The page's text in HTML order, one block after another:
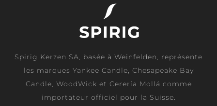
Spirig Kerzen SA, basée à Weinfelden, représente
les marques Yankee Candle, Chesapeake Bay
Candle, WoodWick et Cerería Mollá comme
importateur officiel pour la Suisse.